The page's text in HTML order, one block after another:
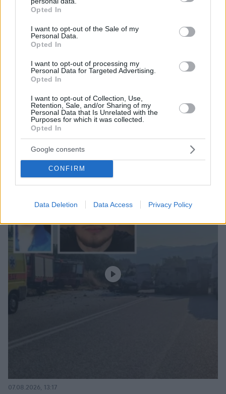
grant or deny consent to Google and its third-party tags to
use your data for below specified purposes in below Google
consent section.
Opted In
I want to opt-out of the Sale of my
Personal Data.
Opted In
I want to opt-out of processing my
Personal Data for Targeted Advertising.
Opted In
I want to opt-out of Collection, Use,
Retention, Sale, and/or Sharing of my
Personal Data that Is Unrelated with the
Purposes for which it was collected.
Opted In
Google consents
CONFIRM
Data Deletion Data Access Privacy Policy
«Τα έχω χάσει όλα»: Συντετριμμένος ο πατέρας
και σύζυγος των θυμάτων στο τροχαίο στις
07.08.2026, 14:57
07.08.2026, 13:17